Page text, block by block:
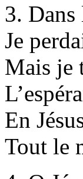
3. Dans
Je
Mais je
En
Tout le